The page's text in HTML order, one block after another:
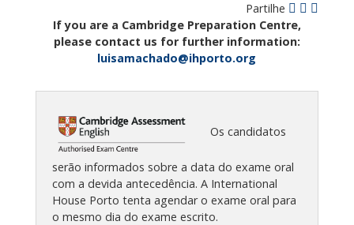
Partilhe
If you are a Cambridge Preparation Centre,
please contact us for further information:
luisamachado@ihporto.org
Os candidatos
serão informados sobre a data do exame oral
com a devida antecedência. A International
House Porto tenta agendar o exame oral para
o mesmo dia do exame escrito.